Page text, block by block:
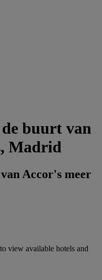
buurt van
Madrid
Accor's meer
view available hotels and